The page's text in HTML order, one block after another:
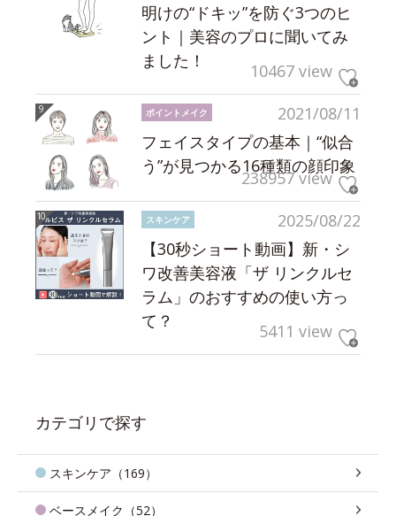
明けの“ドキッ”を防ぐ3つのヒ
ント｜美容のプロに聞いてみ
ました！
10467 view
2021/08/11
ポイントメイク
フェイスタイプの基本｜“似合
う”が見つかる16種類の顔印象
238957 view
2025/08/22
スキンケア
【30秒ショート動画】新・シ
ワ改善美容液「ザ リンクルセ
ラム」のおすすめの使い方っ
て？
5411 view
カテゴリで探す
スキンケア（169）
ベースメイク（52）